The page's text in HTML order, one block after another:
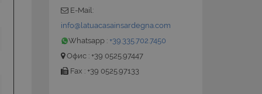
E-Mail:
info@latuacasainsardegna.com
Whatsapp :+39.335.702.7450
Офис : +39 0525.97447
Fax : +39 0525.97133